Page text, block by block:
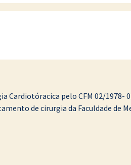
Cardiotóracica pelo CFM 02/1978-
de cirurgia da Faculdade de